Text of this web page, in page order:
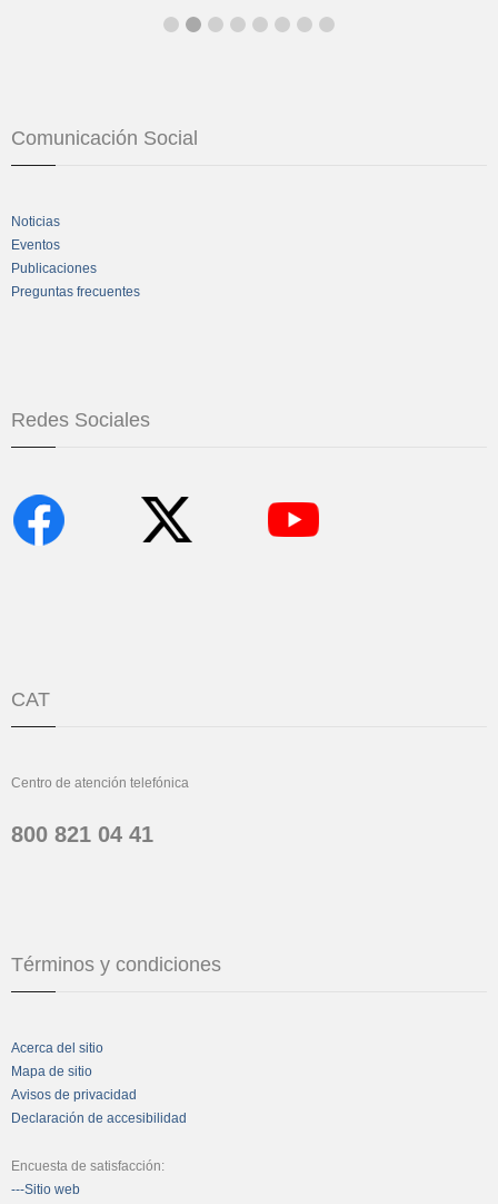
Comunicación Social
Noticias
Eventos
Publicaciones
Preguntas frecuentes
Redes Sociales
CAT
Centro de atención telefónica
800 821 04 41
Términos y condiciones
Acerca del sitio
Mapa de sitio
Avisos de privacidad
Declaración de accesibilidad
Encuesta de satisfacción:
---Sitio web